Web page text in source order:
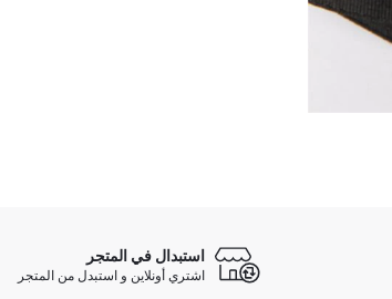
استبدال في المتجر
اشتري أونلاين و استبدل من المتجر